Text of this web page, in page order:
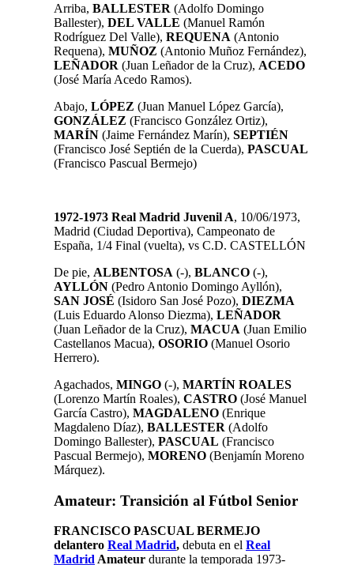
Arriba, BALLESTER (Adolfo Domingo
Ballester), DEL VALLE (Manuel Ramón
Rodríguez Del Valle), REQUENA (Antonio
Requena), MUÑOZ (Antonio Muñoz Fernández),
LEÑADOR (Juan Leñador de la Cruz), ACEDO
(José María Acedo Ramos).
Abajo, LÓPEZ (Juan Manuel López García),
GONZÁLEZ (Francisco González Ortiz),
MARÍN (Jaime Fernández Marín), SEPTIÉN
(Francisco José Septién de la Cuerda), PASCUAL
(Francisco Pascual Bermejo)
1972-1973 Real Madrid Juvenil A, 10/06/1973,
Madrid (Ciudad Deportiva), Campeonato de
España, 1/4 Final (vuelta), vs C.D. CASTELLÓN
De pie, ALBENTOSA (-), BLANCO (-),
AYLLÓN (Pedro Antonio Domingo Ayllón),
SAN JOSÉ (Isidoro San José Pozo), DIEZMA
(Luis Eduardo Alonso Diezma), LEÑADOR
(Juan Leñador de la Cruz), MACUA (Juan Emilio
Castellanos Macua), OSORIO (Manuel Osorio
Herrero).
Agachados, MINGO (-), MARTÍN ROALES
(Lorenzo Martín Roales), CASTRO (José Manuel
García Castro), MAGDALENO (Enrique
Magdaleno Díaz), BALLESTER (Adolfo
Domingo Ballester), PASCUAL (Francisco
Pascual Bermejo), MORENO (Benjamín Moreno
Márquez).
Amateur: Transición al Fútbol Senior
FRANCISCO PASCUAL BERMEJO
delantero Real Madrid, debuta en el Real
Madrid Amateur durante la temporada 1973-